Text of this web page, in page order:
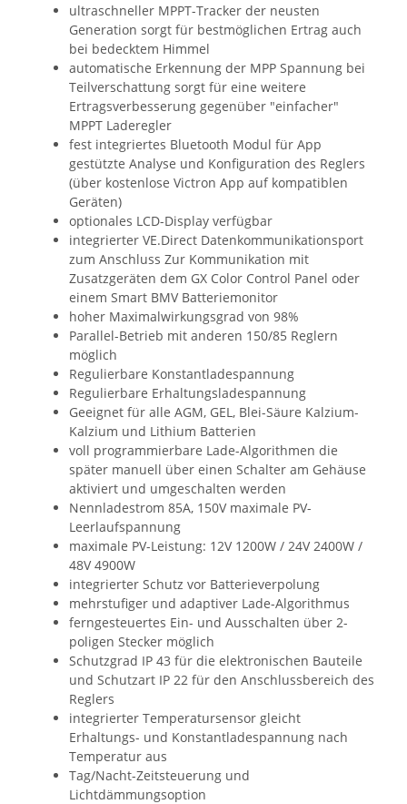
ultraschneller MPPT-Tracker der neusten
Generation sorgt für bestmöglichen Ertrag auch
bei bedecktem Himmel
automatische Erkennung der MPP Spannung bei
Teilverschattung sorgt für eine weitere
Ertragsverbesserung gegenüber "einfacher"
MPPT Laderegler
fest integriertes Bluetooth Modul für App
gestützte Analyse und Konfiguration des Reglers
(über kostenlose Victron App auf kompatiblen
Geräten)
optionales LCD-Display verfügbar
integrierter VE.Direct Datenkommunikationsport
zum Anschluss Zur Kommunikation mit
Zusatzgeräten dem GX Color Control Panel oder
einem Smart BMV Batteriemonitor
hoher Maximalwirkungsgrad von 98%
Parallel-Betrieb mit anderen 150/85 Reglern
möglich
Regulierbare Konstantladespannung
Regulierbare Erhaltungsladespannung
Geeignet für alle AGM, GEL, Blei-Säure Kalzium-
Kalzium und Lithium Batterien
voll programmierbare Lade-Algorithmen die
später manuell über einen Schalter am Gehäuse
aktiviert und umgeschalten werden
Nennladestrom 85A, 150V maximale PV-
Leerlaufspannung
maximale PV-Leistung: 12V 1200W / 24V 2400W /
48V 4900W
integrierter Schutz vor Batterieverpolung
mehrstufiger und adaptiver Lade-Algorithmus
ferngesteuertes Ein- und Ausschalten über 2-
poligen Stecker möglich
Schutzgrad IP 43 für die elektronischen Bauteile
und Schutzart IP 22 für den Anschlussbereich des
Reglers
integrierter Temperatursensor gleicht
Erhaltungs- und Konstantladespannung nach
Temperatur aus
Tag/Nacht-Zeitsteuerung und
Lichtdämmungsoption